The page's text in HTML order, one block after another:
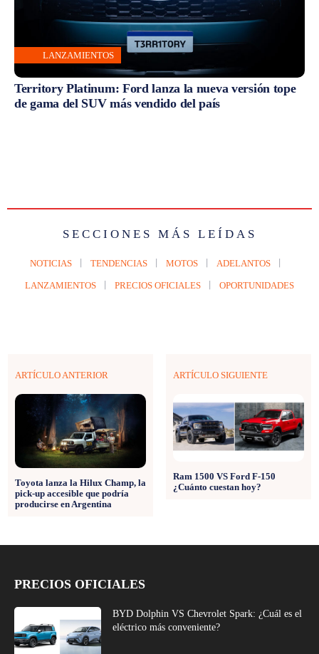
LANZAMIENTOS
Territory Platinum: Ford lanza la nueva versión tope
de gama del SUV más vendido del país
SECCIONES MÁS LEÍDAS
NOTICIAS TENDENCIAS MOTOS ADELANTOS
LANZAMIENTOS PRECIOS OFICIALES OPORTUNIDADES
ARTÍCULO ANTERIOR
Toyota lanza la Hilux Champ, la
pick-up accesible que podría
producirse en Argentina
ARTÍCULO SIGUIENTE
Ram 1500 VS Ford F-150
¿Cuánto cuestan hoy?
PRECIOS OFICIALES
BYD Dolphin VS Chevrolet Spark: ¿Cuál es el
eléctrico más conveniente?